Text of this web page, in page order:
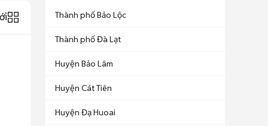
Thành phố Bảo Lộc
Thành phố Đà Lạt
Huyện Bảo Lâm
Huyện Cát Tiên
Huyện Đạ Huoai